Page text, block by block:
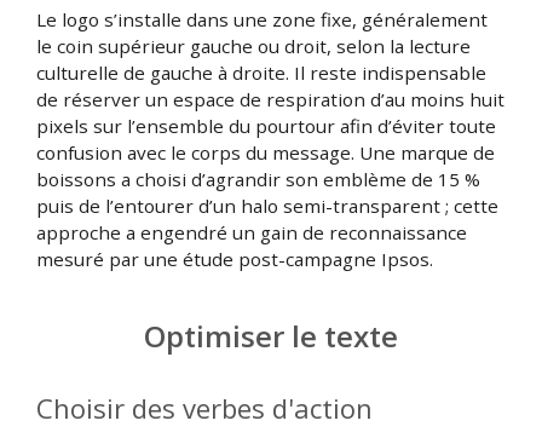
Le logo s’installe dans une zone fixe, généralement
le coin supérieur gauche ou droit, selon la lecture
culturelle de gauche à droite. Il reste indispensable
de réserver un espace de respiration d’au moins huit
pixels sur l’ensemble du pourtour afin d’éviter toute
confusion avec le corps du message. Une marque de
boissons a choisi d’agrandir son emblème de 15 %
puis de l’entourer d’un halo semi-transparent ; cette
approche a engendré un gain de reconnaissance
mesuré par une étude post-campagne Ipsos.
Optimiser le texte
Choisir des verbes d'action